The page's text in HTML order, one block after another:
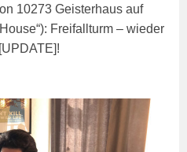
10273 Geisterhaus auf
Freifallturm – wieder